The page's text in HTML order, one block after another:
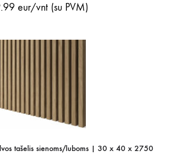
eur/vnt (su PVM)
tašelis sienoms/luboms | 30 x 40 x 2750